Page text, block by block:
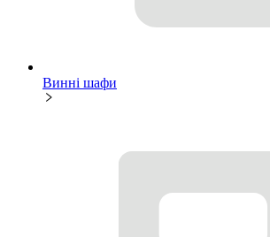
Винні шафи